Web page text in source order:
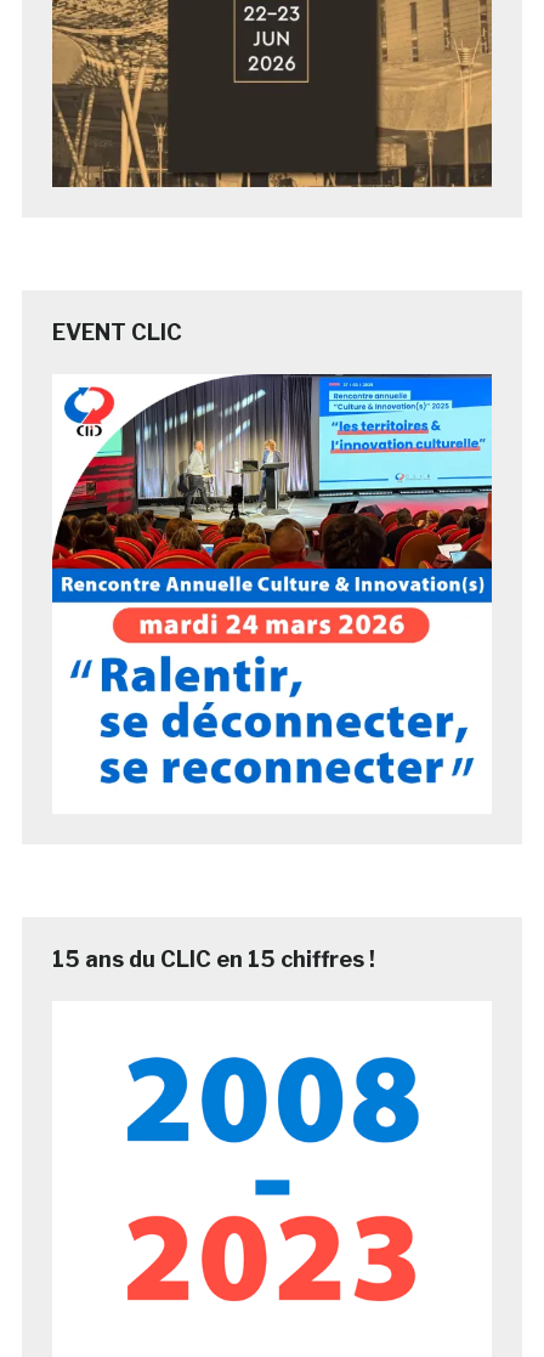
EVENT CLIC
15 ans du CLIC en 15 chiffres !